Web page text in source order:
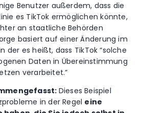
Benutzer außerdem, dass die
es TikTok ermöglichen könnte,
an staatliche Behörden
basiert auf einer Änderung im
der es heißt, dass TikTok “solche
Daten in Übereinstimmung
verarbeitet.”
Dieses Beispiel
in der Regel eine